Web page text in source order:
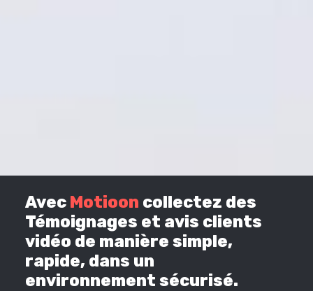
Avec Motioon collectez des
Témoignages et avis clients
vidéo de manière simple,
rapide, dans un
environnement sécurisé.